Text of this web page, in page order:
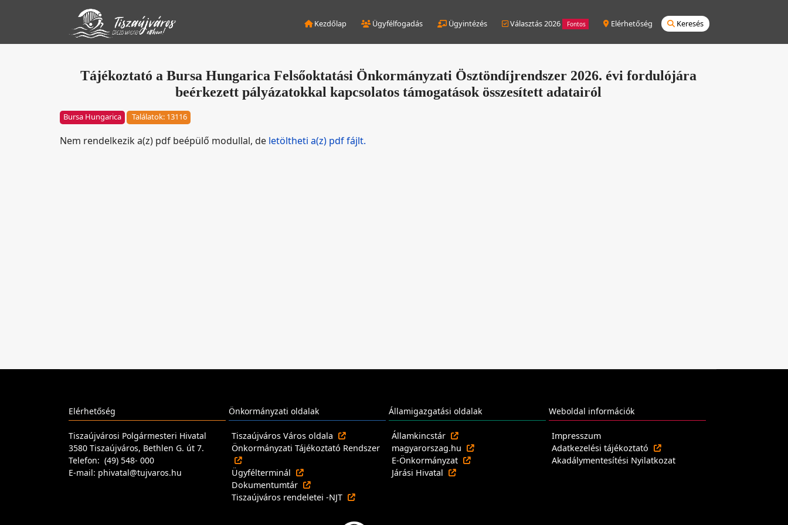
Kezdőlap Ügyfélfogadás Ügyintézés Választás 2026 Fontos Elérhetőség Keresés
Tájékoztató a Bursa Hungarica Felsőoktatási Önkormányzati Ösztöndíjrendszer 2026. évi fordulójára
beérkezett pályázatokkal kapcsolatos támogatások összesített adatairól
Bursa Hungarica Találatok: 13116
Nem rendelkezik a(z) pdf beépülő modullal, de letöltheti a(z) pdf fájlt.
Elérhetőség
Tiszaújvárosi Polgármesteri Hivatal
3580 Tiszaújváros, Bethlen G. út 7.
Telefon: (49) 548- 000
E-mail: phivatal@tujvaros.hu
Önkormányzati oldalak
Tiszaújváros Város oldala
Önkormányzati Tájékoztató Rendszer
Ügyfélterminál
Dokumentumtár
Tiszaújváros rendeletei -NJT
Államigazgatási oldalak
Államkincstár
magyarorszag.hu
E-Önkormányzat
Járási Hivatal
Weboldal információk
Impresszum
Adatkezelési tájékoztató
Akadálymentesítési Nyilatkozat